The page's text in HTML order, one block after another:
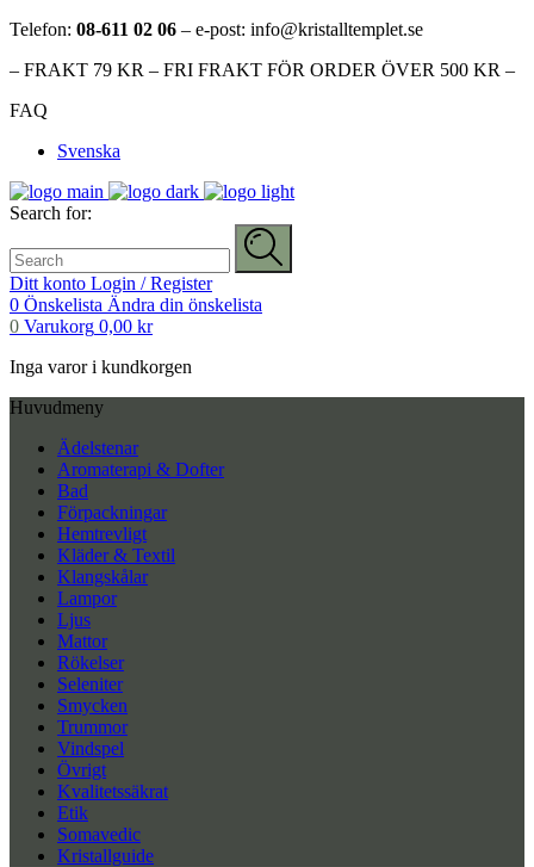
Telefon: 08-611 02 06 – e-post: info@kristalltemplet.se
– FRAKT 79 KR – FRI FRAKT FÖR ORDER ÖVER 500 KR –
FAQ
Svenska
Search for:
Ditt konto Login / Register
0 Önskelista Ändra din önskelista
0 Varukorg 0,00 kr
Inga varor i kundkorgen
Huvudmeny
Ädelstenar
Aromaterapi & Dofter
Bad
Förpackningar
Hemtrevligt
Kläder & Textil
Klangskålar
Lampor
Ljus
Mattor
Rökelser
Seleniter
Smycken
Trummor
Vindspel
Övrigt
Kvalitetssäkrat
Etik
Somavedic
Kristallguide